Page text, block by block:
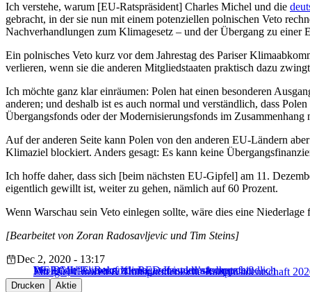
Ich verstehe, warum [EU-Ratspräsident] Charles Michel und die
gebracht, in der sie nun mit einem potenziellen polnischen Veto
Nachverhandlungen zum Klimagesetz – und der Übergang zu einer
Ein polnisches Veto kurz vor dem Jahrestag des Pariser
verlieren, wenn sie die anderen Mitgliedstaaten praktisch dazu
Ich möchte ganz klar einräumen: Polen hat einen besonderen
anderen; und deshalb ist es auch normal und verständlich, dass
Übergangsfonds oder der Modernisierungsfonds im Zusammenhang
Auf der anderen Seite kann Polen von den anderen EU-Ländern
Klimaziel blockiert. Anders gesagt: Es kann keine
Ich hoffe daher, dass sich [beim nächsten EU-Gipfel] am 11.
eigentlich gewillt ist, weiter zu gehen, nämlich auf 60 Prozent.
Wenn Warschau sein Veto einlegen sollte, wäre dies eine
[Bearbeitet von Zoran Radosavljevic und Tim Steins]
Wo ist die Klimakanzlerin, wenn man sie braucht?
MEP Canfin: Beim Klimagesetz wird’s knapp
Der BMU-Entwurf zur RED II ist klimaschutzfeindlich
Dec 2, 2020 - 13:17
Energie, Umwelt & Transportdeutsche Ratspräsidentschaft
Drucken Aktie